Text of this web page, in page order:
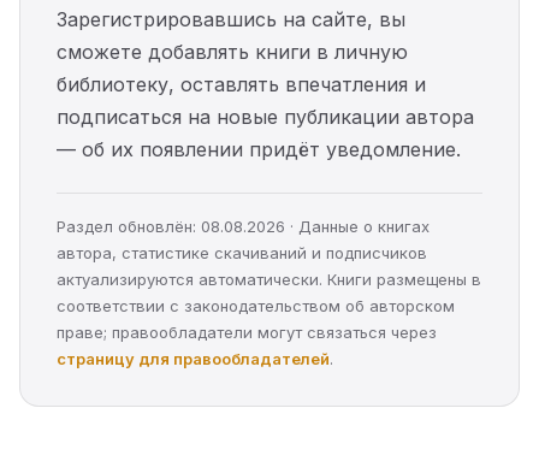
Зарегистрировавшись на сайте, вы
сможете добавлять книги в личную
библиотеку, оставлять впечатления и
подписаться на новые публикации автора
— об их появлении придёт уведомление.
Раздел обновлён: 08.08.2026 · Данные о книгах
автора, статистике скачиваний и подписчиков
актуализируются автоматически. Книги размещены в
соответствии с законодательством об авторском
праве; правообладатели могут связаться через
страницу для правообладателей.